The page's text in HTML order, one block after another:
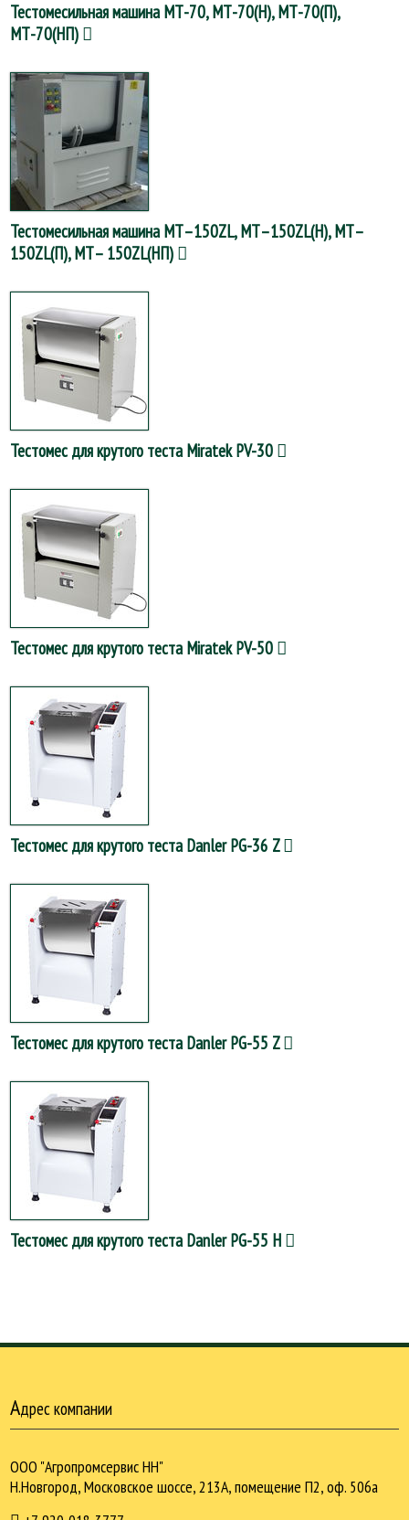
Тестомесильная машина МТ-70, МТ-70(Н), МТ-70(П),
МТ-70(НП)
Тестомесильная машина МТ–150ZL, МТ–150ZL(Н), МТ–
150ZL(П), МТ– 150ZL(НП)
Тестомес для крутого теста Miratek PV-30
Тестомес для крутого теста Miratek PV-50
Тестомес для крутого теста Danler PG-36 Z
Тестомес для крутого теста Danler PG-55 Z
Тестомес для крутого теста Danler PG-55 H
Адрес компании
ООО "Агропромсервис НН"
Н.Новгород, Московское шоссе, 213А, помещение П2, оф. 506а